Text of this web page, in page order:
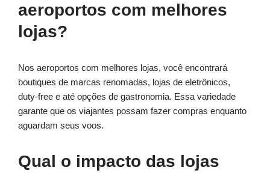
aeroportos com melhores
lojas?
Nos aeroportos com melhores lojas, você encontrará
boutiques de marcas renomadas, lojas de eletrônicos,
duty-free e até opções de gastronomia. Essa variedade
garante que os viajantes possam fazer compras enquanto
aguardam seus voos.
Qual o impacto das lojas